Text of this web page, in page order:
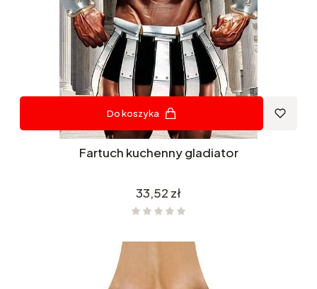
Do koszyka
Fartuch kuchenny gladiator
Cena
33,52 zł